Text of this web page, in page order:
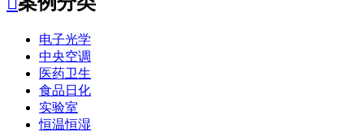
电子光学
中央空调
医药卫生
食品日化
实验室
恒温恒湿